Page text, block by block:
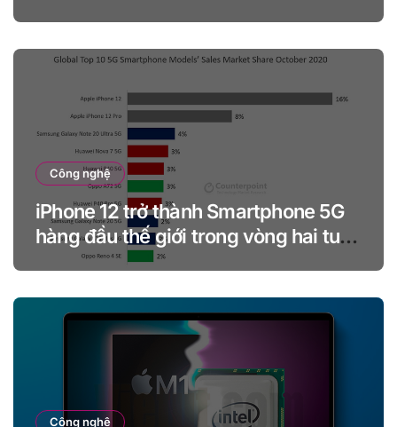
Công nghệ
iPhone 12 trở thành Smartphone 5G
hàng đầu thế giới trong vòng hai tuần
kể từ khi ra mắt
Công nghệ